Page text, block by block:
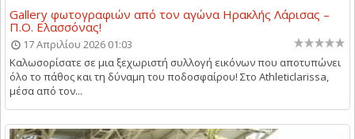
Gallery φωτογραφιών από τον αγώνα Ηρακλής Λάρισας –
Π.Ο. Ελασσόνας!
17 Απριλίου 2026 01:03
Καλωσορίσατε σε μια ξεχωριστή συλλογή εικόνων που αποτυπώνει
όλο το πάθος και τη δύναμη του ποδοσφαίρου! Στο Athleticlarissa,
μέσα από τον...